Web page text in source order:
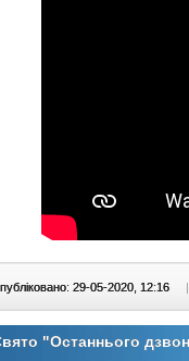
29-05-2020, 12:16 |
"Останнього